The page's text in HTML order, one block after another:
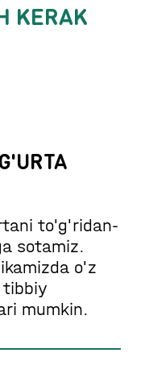
KERAK
to'g'ridan-
sotamiz.
o'z
tibbiy
mumkin.